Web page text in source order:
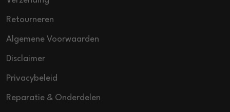
Retourneren
Algemene Voorwaarden
Disclaimer
Privacybeleid
Reparatie & Onderdelen